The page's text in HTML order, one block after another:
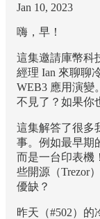
Jan 10, 2023
嗨，早！
這集邀請庫幣科
經理 Ian 來聊聊
WEB3 應用演變
不見了？如果你
這集解答了很多
事。例如最早期
而是一台印表機
些開源（Trezor
優缺？
昨天（#502）